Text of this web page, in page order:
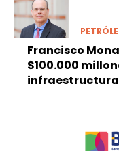
Francisco
$100.000